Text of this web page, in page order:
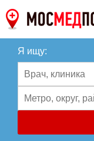
Я ищу: